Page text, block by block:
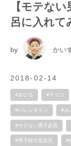
【モテな
呂に入れて
by かい
2018-02-14
#あひる #チョコ
#バレンタイン #み
#モテない男子必見
#男子校生徒必見 #